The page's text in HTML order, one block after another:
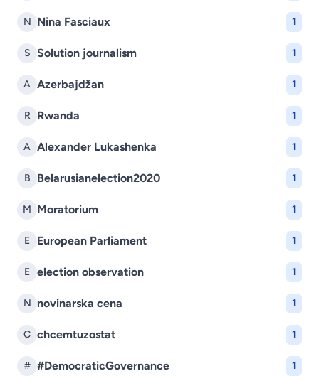
N Nina Fasciaux 1
S Solution journalism 1
A Azerbajdžan 1
R Rwanda 1
A Alexander Lukashenka 1
B Belarusianelection2020 1
M Moratorium 1
E European Parliament 1
E election observation 1
N novinarska cena 1
C chcemtuzostat 1
# #DemocraticGovernance 1